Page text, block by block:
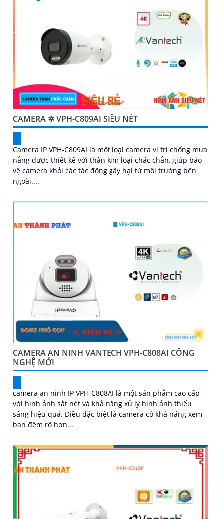
CAMERA ✲ VPH-C809AI SIÊU NÉT
Camera IP VPH-C809AI là một loại camera vị trí chống mưa
nắng được thiết kế với thân kim loại chắc chắn, giúp bảo
vệ camera khỏi các tác động gây hại từ môi trường bên
ngoài....
CAMERA AN NINH VANTECH VPH-C808AI CÔNG
NGHỆ MỚI
camera an ninh IP VPH-C808AI là một sản phẩm cao cấp
với hình ảnh sắt nét và khả năng xử lý hình ảnh thiếu
sáng hiệu quả. Điều đặc biệt là camera có khả năng xem
ban đêm rõ hơn...